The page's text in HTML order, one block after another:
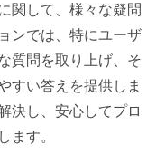
関して、様々な疑問
ンでは、特にユーザ
質問を取り上げ、そ
すい答えを提供しま
決し、安心してプロ
ます。